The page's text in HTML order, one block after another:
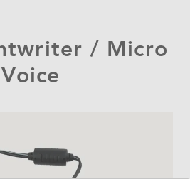
/ Micro
Voice